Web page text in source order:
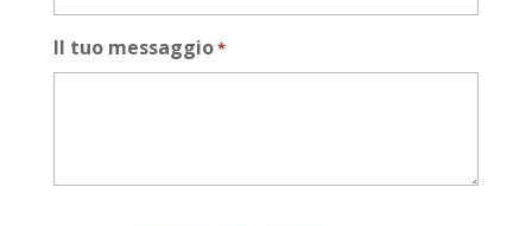
Il tuo messaggio*